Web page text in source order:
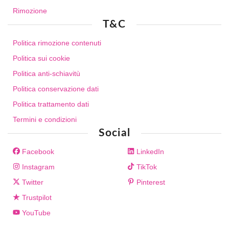
Rimozione
T&C
Politica rimozione contenuti
Politica sui cookie
Politica anti-schiavitù
Politica conservazione dati
Politica trattamento dati
Termini e condizioni
Social
Facebook
Instagram
Twitter
Trustpilot
YouTube
LinkedIn
TikTok
Pinterest